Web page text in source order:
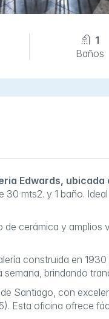
1
Baños
Edwards,
30 mts2. y 1 baño.
cerámica y amplios
construida en
semana, brindando
Santiago, con
Esta oficina ofrece